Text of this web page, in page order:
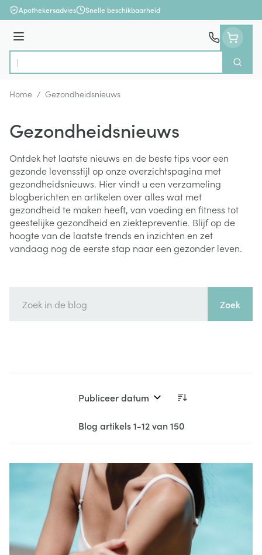
Ga naar de inhoud
Apothekersadvies Snelle beschikbaarheid
Menu
Product, merk, categorie...
Zoek
Home / Gezondheidsnieuws
Gezondheidsnieuws
Ontdek het laatste nieuws en de beste tips voor een
gezonde levensstijl op onze overzichtspagina met
gezondheidsnieuws. Hier vindt u een verzameling
blogberichten en artikelen over alles wat met
gezondheid te maken heeft, van voeding en fitness tot
geestelijke gezondheid en ziektepreventie. Blijf op de
hoogte van de laatste trends en inzichten en zet
vandaag nog de eerste stap naar een gezonder leven.
Zoek
Blog artikels1-12van150